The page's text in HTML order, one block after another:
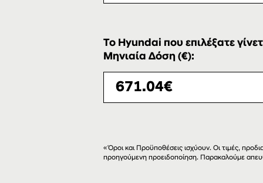
Το Hyundai που επιλέξατε
Μηνιαία Δόση (€):
«Όροι και Προϋποθέσεις ισχύουν. Οι τιμές,
προηγούμενη προειδοποίηση. Παρακαλούμε